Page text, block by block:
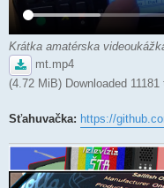
Krátka amatérska
mt.mp4
(4.72 MiB) Downloaded 11181
Sťahuvačka: https://